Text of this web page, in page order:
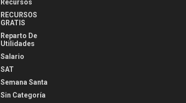
Recursos
RECURSOS
GRATIS
Reparto De
Utilidades
Salario
SAT
Semana Santa
Sin Categoría